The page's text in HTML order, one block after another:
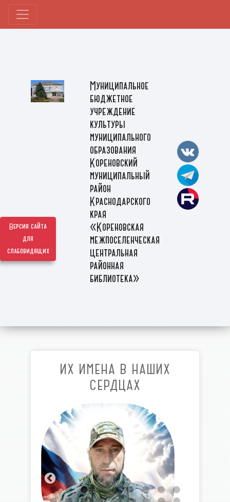
Версия сайта
для
слабовидящих
Муниципальное
бюджетное
учреждение
культуры
муниципального
образования
Кореновский
муниципальный
район
Краснодарского
края
«Кореновская
межпоселенческая
центральная
районная
библиотека»
ИХ ИМЕНА В НАШИХ
СЕРДЦАХ